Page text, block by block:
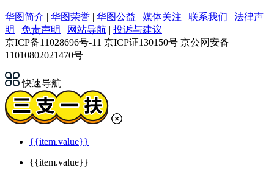
华图简介 | 华图荣誉 | 华图公益 | 媒体关注 | 联系我们 | 法律声
明 | 免责声明 | 网站导航 | 投诉与建议
京ICP备11028696号-11 京ICP证130150号 京公网安备
11010802021470号
快速导航
{{item.value}}
{{item.value}}